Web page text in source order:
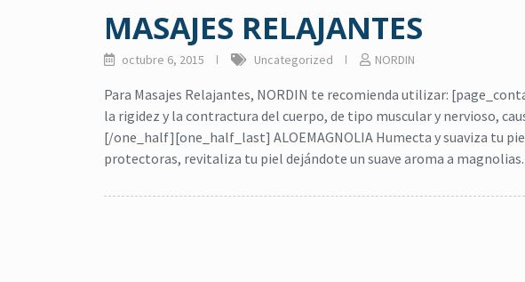
MASAJES RELAJANTES
octubre 6, 2015 Uncategorized NORDIN
Para Masajes Relajantes, NORDIN te recomienda utilizar:
la rigidez y la contractura del cuerpo, de tipo muscular y nervioso,
[/one_half][one_half_last] ALOEMAGNOLIA Humecta y suaviza tu
protectoras, revitaliza tu piel dejándote un suave aroma a